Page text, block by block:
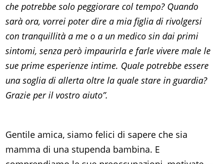
che potrebbe solo peggiorare col tempo? Quando
sarà ora, vorrei poter dire a mia figlia di rivolgersi
con tranquillità a me o a un medico sin dai primi
sintomi, senza però impaurirla e farle vivere male le
sue prime esperienze intime. Quale potrebbe essere
una soglia di allerta oltre la quale stare in guardia?
Grazie per il vostro aiuto”.
Gentile amica, siamo felici di sapere che sia
mamma di una stupenda bambina. E